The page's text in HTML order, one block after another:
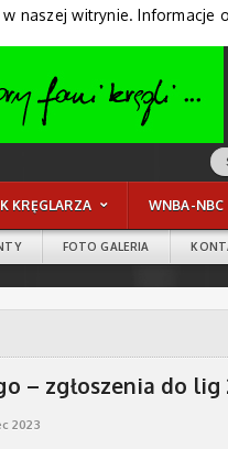
KRĘGLARZA WNBA-NBC
FOTO GALERIA
– zgłoszenia do lig
2023
naszej witrynie. Informacje